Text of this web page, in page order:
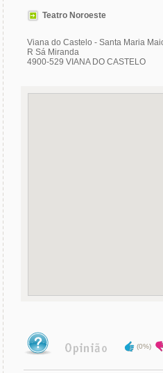
Teatro Noroeste
Viana do Castelo - Santa Maria
R Sá Miranda
4900-529 VIANA DO CASTELO
(0%)